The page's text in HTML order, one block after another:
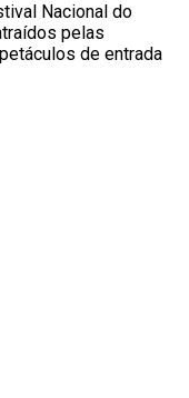
Nacional do
pelas
de entrada